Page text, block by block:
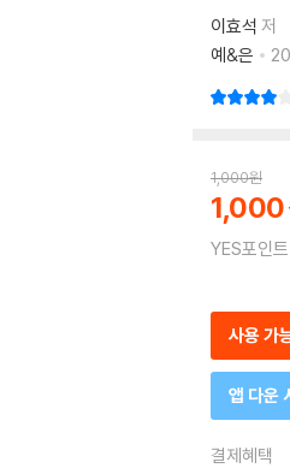
이효석 저
예&은
1,000원
1,000
YES포인트
사용 가
앱 다운
결제혜택